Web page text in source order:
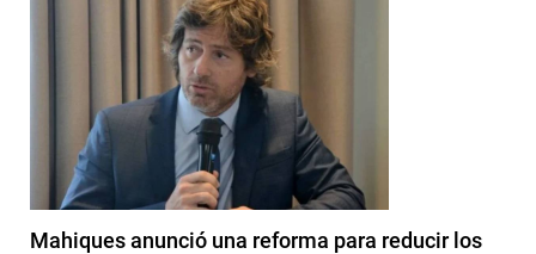
Mahiques anunció una reforma para reducir los